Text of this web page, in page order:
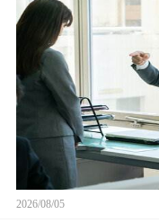
資料を渡すと「
の後、まさかの展
2026/08/05